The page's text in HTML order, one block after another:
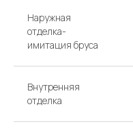
Наружная
отделка-
имитация бруса
Внутренняя
отделка